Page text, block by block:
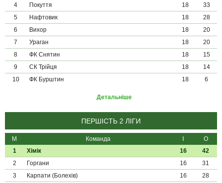
4
Покуття 18
33
5
Нафтовик 18
28
6
Вихор 18
20
7
Ураган 18
20
8
ФК Снятин 18
15
9
СК Трійця 18
14
10
ФК Бурштин 18 6
Детальніше
ПЕРШІСТЬ 2 ЛІГИ
М Команда
О
1
Хімік 16
42
2
Горгани 16
31
3
Карпати (Болехів) 16 28